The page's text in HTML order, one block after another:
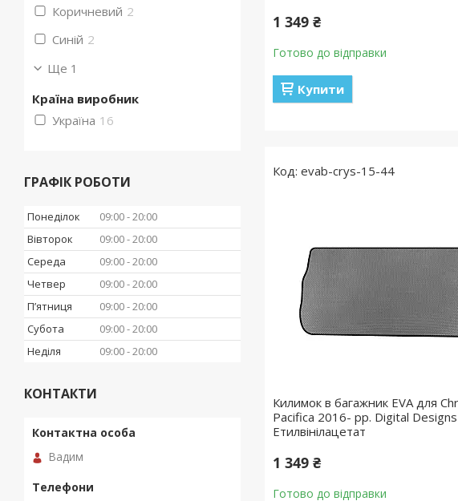
1 349 ₴
Готово до відправки
Купити
evab-crys-15-44
Килимок в багажник EVA для
Pacifica 2016- рр. Digital Designs
Етилвінілацетат
1 349 ₴
Готово до відправки
Коричневий 2
Синій 2
Ще 1
Країна виробник
Україна 16
ГРАФІК РОБОТИ
Понеділок 09:00 20:00
Вівторок
09:00 20:00
Середа
09:00 20:00
Четвер
09:00 20:00
Пʼятниця
09:00 20:00
Субота
09:00 20:00
Неділя
09:00 20:00
КОНТАКТИ
Вадим